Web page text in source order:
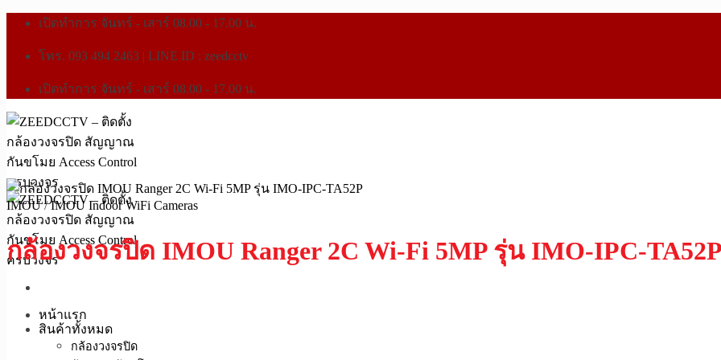
เปิดทำการ จันทร์ - เสาร์ 08.00 - 17.00 น.
โทร. 093 494 2463 | LINE ID : zeedcctv
เปิดทำการ จันทร์ - เสาร์ 08.00 - 17.00 น.
หน้าแรก
สินค้าทั้งหมด
กล้องวงจรปิด
IMOU / IMOU Indoor WiFi Cameras
กล้องวงจรปิด IMOU Ranger 2C Wi-Fi 5MP รุ่น IMO-IPC-